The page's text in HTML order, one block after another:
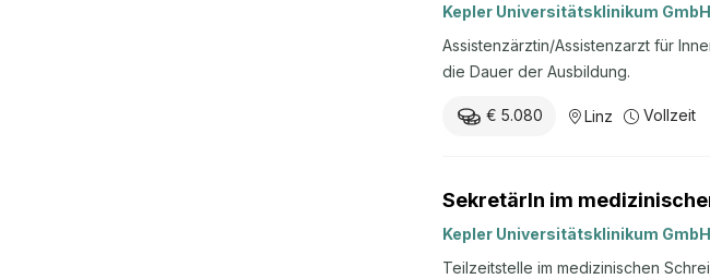
Kepler Universitätsklinikum GmbH
Assistenzärztin/Assistenzarzt für
die Dauer der Ausbildung.
€ 5.080 Linz Vollzeit
SekretärIn im
Kepler Universitätsklinikum GmbH
Teilzeitstelle im medizinischen